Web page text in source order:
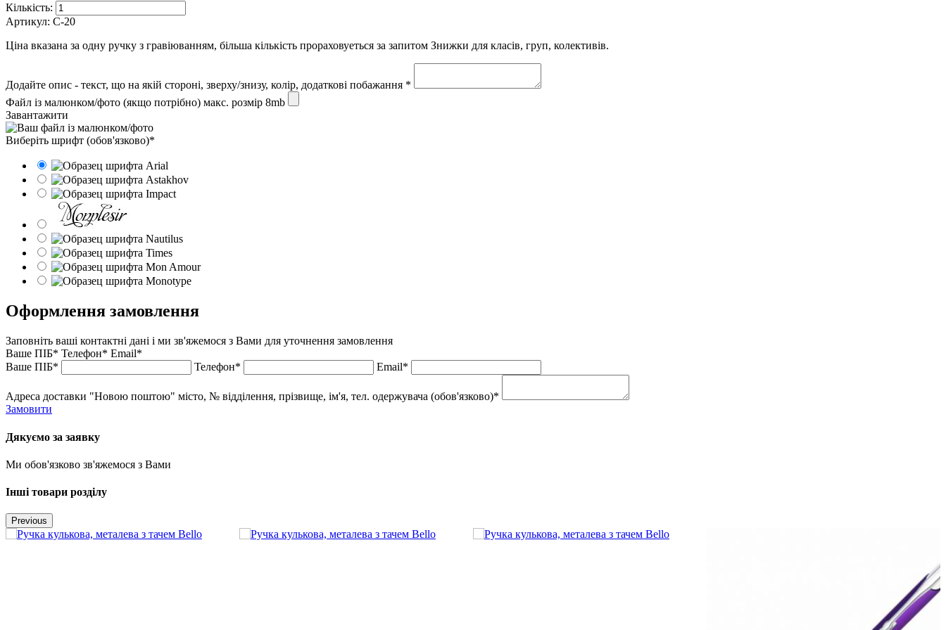
Кількість:
Артикул: C-20
Ціна вказана за одну ручку з гравіюванням, більша кількість прораховуеться за запитом Знижки для класів, груп, колективів.
Додайте опис - текст, що на якій стороні, зверху/знизу, колір, додаткові побажання *
Файл із малюнком/фото (якщо потрібно) макс. розмір 8mb
Завантажити
Виберіть шрифт (обов'язково)*
Оформлення замовлення
Заповніть ваші контактні дані і ми зв'яжемося з Вами для уточнення замовлення
Ваше ПІБ* Телефон* Email*
Ваше ПІБ*
Телефон* Email*
Адреса доставки "Новою поштою" місто, № відділення, прізвище, ім'я, тел. одержувача (обов'язково)*
Замовити
Дякуємо за заявку
Ми обов'язково зв'яжемося з Вами
Інші товари розділу
Previous